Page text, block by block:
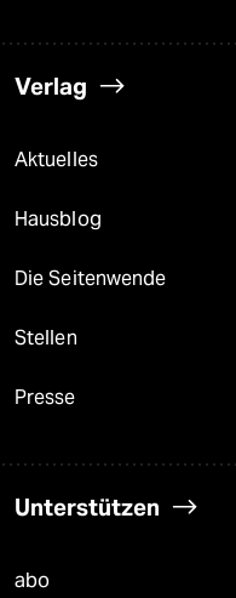
Verlag
Aktuelles
Hausblog
Die Seitenwende
Stellen
Presse
Unterstützen
abo